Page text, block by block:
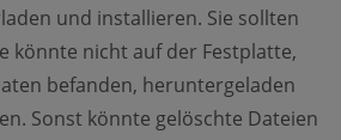
und installieren. Sie sollten
könnte nicht auf der Festplatte,
befanden, heruntergeladen
Sonst könnte gelöschte Dateien